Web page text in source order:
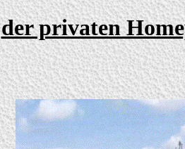
der privaten